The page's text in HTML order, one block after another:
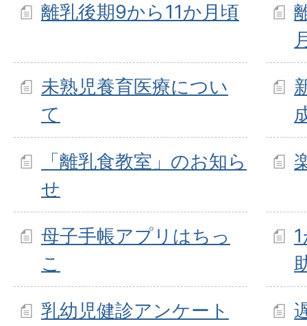
離乳後期9から11か月頃
未熟児養育医療につい
て
「離乳食教室」のお知ら
せ
母子手帳アプリはちっ
こ
乳幼児健診アンケート